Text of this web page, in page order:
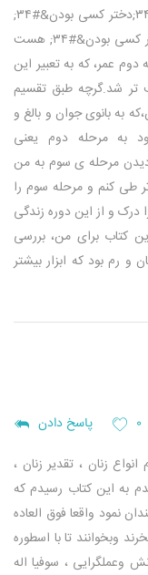
نیست و مقام و جایگاه او که به تعبیر جامعه &#۳۴;دختر کسی بودن&#۳۴;
و &#۳۴;همسر کسی بودن&#۳۴; و &#۳۴; مادر کسی بودن&#۳۴; هست
عمر، که به تعبیر این
تر شد.گرچه طبق تقسیم
به بانوی جوان و بالغ و
به مرحله دوم یعنی
دیدن مرحله ی سوم به من
طی کنم و مرحله سوم را
درک و از این دوره زندگی
کتاب برای من، بررسی
و رم بود که ابزار بیشتر
۰ پاسخ دادن
زنان ، تقدیر زنان ،
به این کتاب رسیدم که
نمود واقعا فوق العاده
وبخوانند تا با اسطوره
وعملگرایی ، سوفیا اله